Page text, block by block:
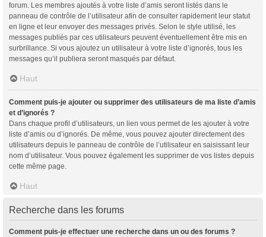
forum. Les membres ajoutés à votre liste d’amis seront listés dans le
panneau de contrôle de l’utilisateur afin de consulter rapidement leur statut
en ligne et leur envoyer des messages privés. Selon le style utilisé, les
messages publiés par ces utilisateurs peuvent éventuellement être mis en
surbrillance. Si vous ajoutez un utilisateur à votre liste d’ignorés, tous les
messages qu’il publiera seront masqués par défaut.
Haut
Comment puis-je ajouter ou supprimer des utilisateurs de ma liste d’amis
et d’ignorés ?
Dans chaque profil d’utilisateurs, un lien vous permet de les ajouter à votre
liste d’amis ou d’ignorés. De même, vous pouvez ajouter directement des
utilisateurs depuis le panneau de contrôle de l’utilisateur en saisissant leur
nom d’utilisateur. Vous pouvez également les supprimer de vos listes depuis
cette même page.
Haut
Recherche dans les forums
Comment puis-je effectuer une recherche dans un ou des forums ?